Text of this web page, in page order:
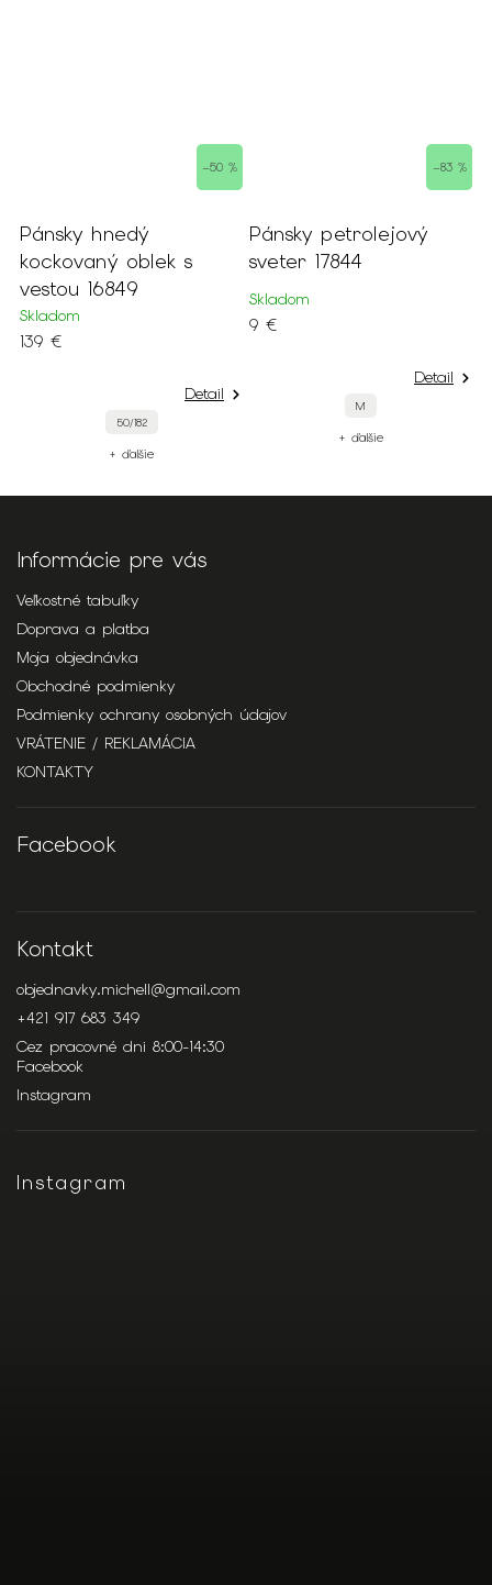
–50 %
Pánsky hnedý
kockovaný oblek s
vestou 16849
Skladom
139 €
Detail
50/182
+ ďalšie
–83 %
Pánsky petrolejový
sveter 17844
Skladom
9 €
Detail
M
+ ďalšie
Informácie pre vás
Veľkostné tabuľky
Doprava a platba
Moja objednávka
Obchodné podmienky
Podmienky ochrany osobných údajov
VRÁTENIE / REKLAMÁCIA
KONTAKTY
Facebook
Kontakt
objednavky.michell@gmail.com
+421 917 683 349
Cez pracovné dni 8:00-14:30
Facebook
Instagram
Instagram